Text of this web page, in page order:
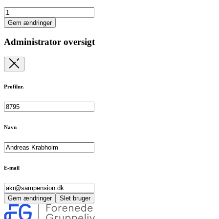
Gem ændringer
Administrator oversigt
Profilnr.
Navn
E-mail
Gem ændringer Slet bruger